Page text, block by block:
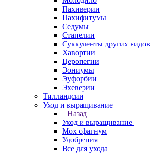
Пахиверии
Пахифитумы
Седумы
Стапелии
Суккуленты других видов
Хавортии
Церопегии
Эониумы
Эуфорбии
Эхеверии
Тилландсии
Уход и выращивание
Назад
Уход и выращивание
Мох сфагнум
Удобрения
Все для ухода